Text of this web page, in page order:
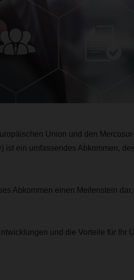
Union und den
ein umfassendes Abkommen,
Abkommen einen Meilenstein
und die Vorteile für Ihr